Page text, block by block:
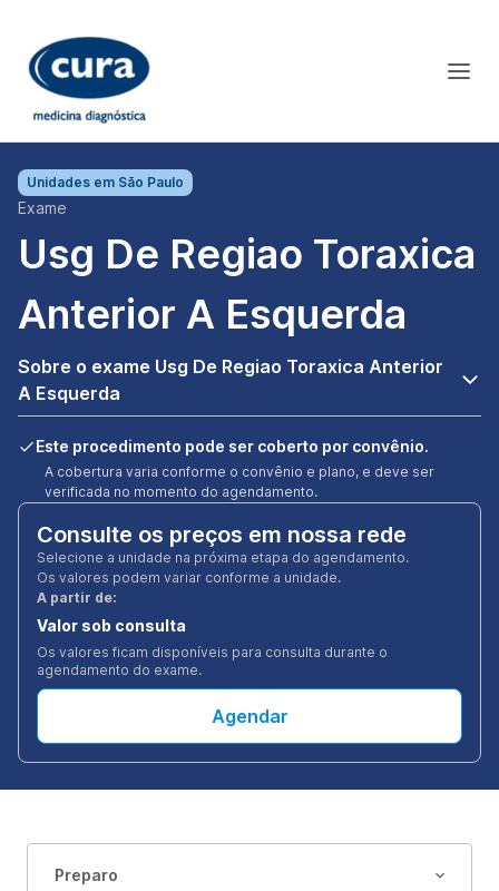
Unidades em São Paulo
Exame
Usg De Regiao Toraxica
Anterior A Esquerda
Sobre o exame Usg De Regiao Toraxica Anterior
A Esquerda
Este procedimento pode ser coberto por convênio.
A cobertura varia conforme o convênio e plano, e deve ser
verificada no momento do agendamento.
Consulte os preços em nossa rede
Selecione a unidade na próxima etapa do agendamento.
Os valores podem variar conforme a unidade.
A partir de:
Valor sob consulta
Os valores ficam disponíveis para consulta durante o
agendamento do exame.
Agendar
Preparo